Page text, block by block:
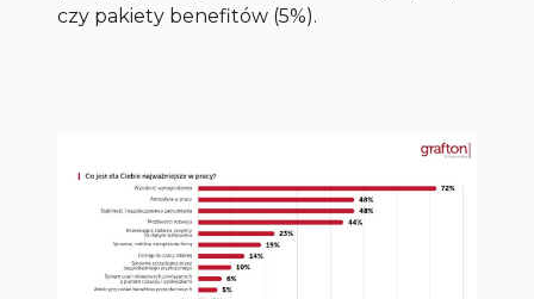
czy pakiety benefitów (5%).